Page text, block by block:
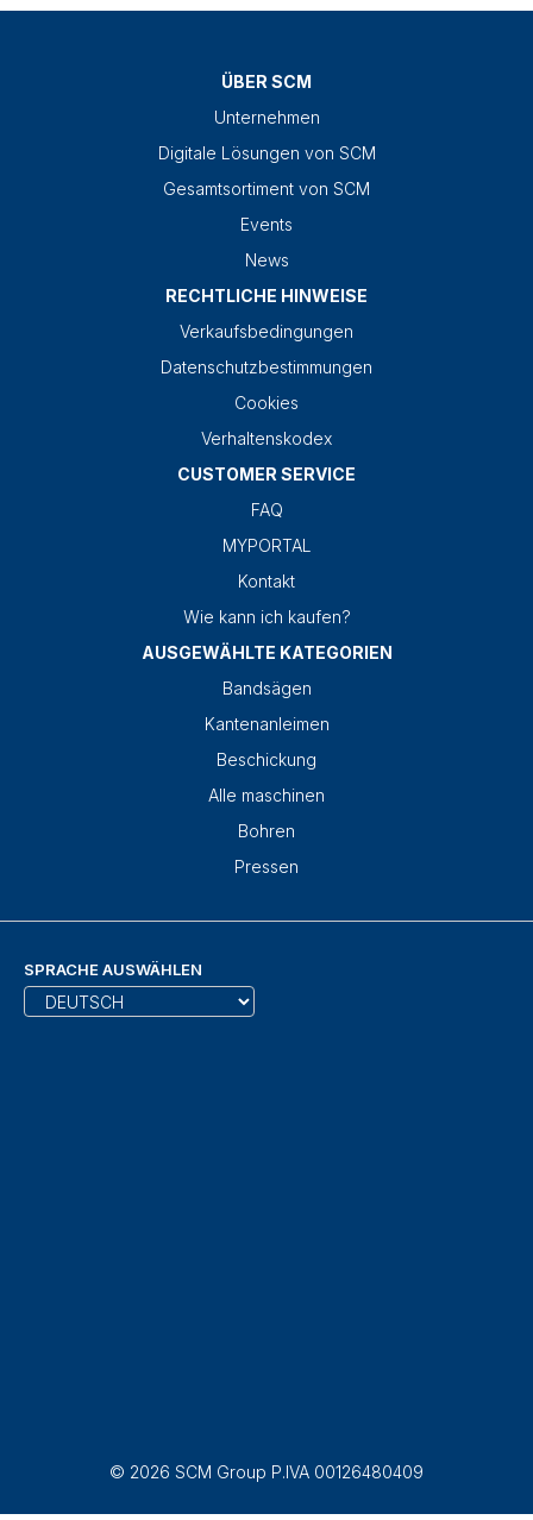
ÜBER SCM
Unternehmen
Digitale Lösungen von SCM
Gesamtsortiment von SCM
Events
News
RECHTLICHE HINWEISE
Verkaufsbedingungen
Datenschutzbestimmungen
Cookies
Verhaltenskodex
CUSTOMER SERVICE
FAQ
MYPORTAL
Kontakt
Wie kann ich kaufen?
AUSGEWÄHLTE KATEGORIEN
Bandsägen
Kantenanleimen
Beschickung
Alle maschinen
Bohren
Pressen
SPRACHE AUSWÄHLEN
© 2026 SCM Group P.IVA 00126480409